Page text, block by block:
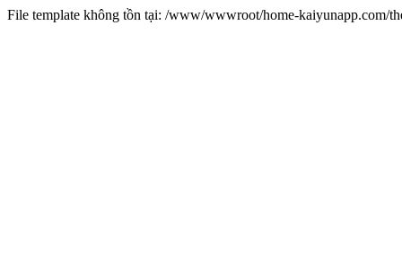
File template không tồn tại: /www/wwwroot/home-kaiyunapp.com/